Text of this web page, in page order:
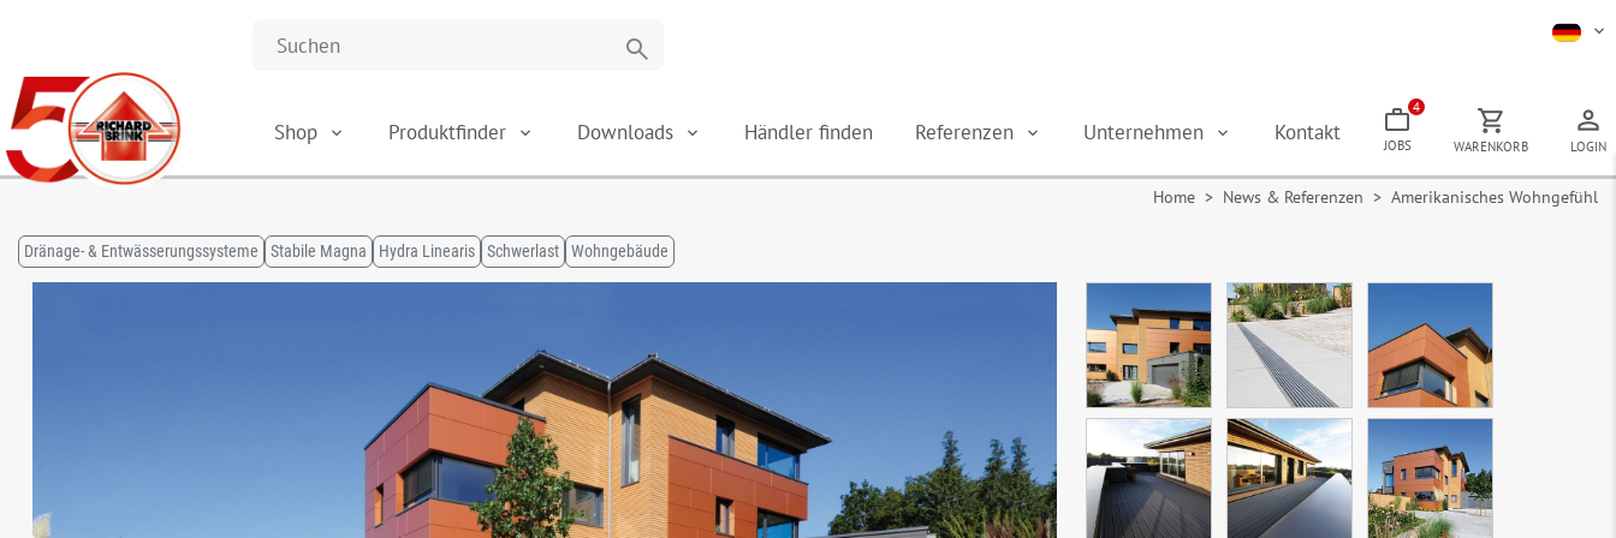
search
Shop Produktfinder Downloads Händler finden Referenzen Unternehmen Kontakt JOBS
4
WARENKORB LOGIN
Home > News & Referenzen > Amerikanisches Wohngefühl
Dränage- & Entwässerungssysteme Stabile Magna Hydra Linearis Schwerlast Wohngebäude